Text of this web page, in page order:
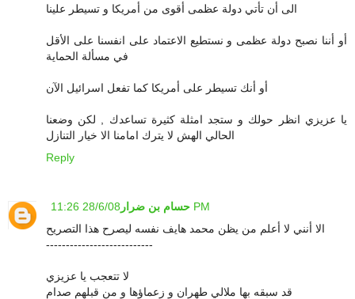
الى أن تأتي دولة عظمى أقوى من أمريكا و تسيطر علينا
أو أننا نصبح دولة عظمى و نستطيع الاعتماد على انفسنا على الأقل
في مسألة الحماية
أو أنك تسيطر على أمريكا كما تفعل اسرائيل الآن
يا عزيزي انظر حولك و ستجد امثلة كثيرة تساعدك , لكن وضعنا
الحالي الهش لا يترك امامنا الا خيار التنازل
Reply
حسام بن ضرار 28/6/08 11:26 PM
الا أنني لا أعلم من يظن محمد هايف نفسه ليصرح هذا التصريح
---------------------------
لا تتعجب يا عزيزي
قد سبقه بها ملالي طهران و زعماؤها و من قبلهم صدام